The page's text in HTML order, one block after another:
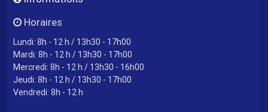
Horaires
Lundi: 8h - 12 h / 13h30 - 17h00
Mardi: 8h - 12 h / 13h30 - 17h00
Mercredi: 8h - 12 h / 13h30 - 16h00
Jeudi: 8h - 12 h / 13h30 - 17h00
Vendredi: 8h - 12 h